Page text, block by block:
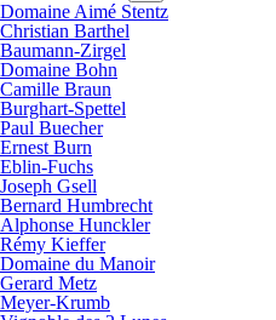
Domaine Aimé Stentz
Christian Barthel
Baumann-Zirgel
Domaine Bohn
Camille Braun
Burghart-Spettel
Paul Buecher
Ernest Burn
Eblin-Fuchs
Joseph Gsell
Bernard Humbrecht
Alphonse Hunckler
Rémy Kieffer
Domaine du Manoir
Gerard Metz
Meyer-Krumb